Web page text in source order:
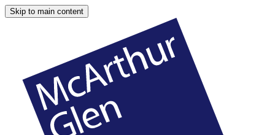
Skip to main content